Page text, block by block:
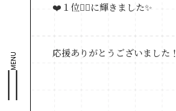
MENU
❤️１位❤️‍🔥に輝きました✨
応援ありがとうございました！